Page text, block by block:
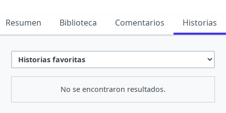
Resumen Biblioteca Comentarios Historias
No se encontraron resultados.